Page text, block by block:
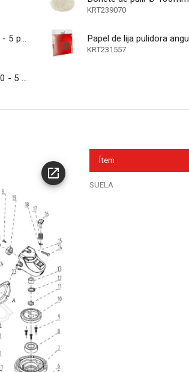
3500 min-1
24 MO.
KRT239070
Papel de lija pulidora angular Ø 180mm - G60 - 5 pzs
KRT231557
Papel de lija pulidora angular Ø 180mm - G240 - 5 pzs
Ítem
SUELA